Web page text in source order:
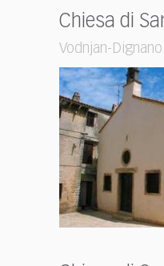
Chiesa di
Vodnjan-Dignano